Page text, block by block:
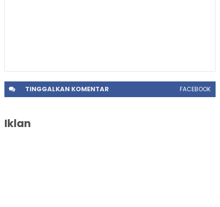
TINGGALKANKOMENTAR FACEBOOK
Iklan